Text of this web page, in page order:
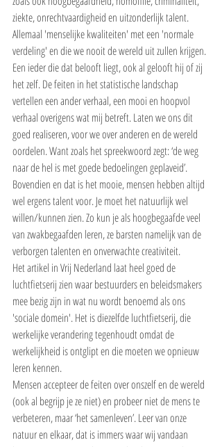
ziekte, onrechtvaardigheid en uitzonderlijk talent.
Allemaal 'menselijke kwaliteiten' met een 'normale
verdeling' en die we nooit de wereld uit zullen krijgen.
Een ieder die dat belooft liegt, ook al gelooft hij of zij
het zelf. De feiten in het statistische landschap
vertellen een ander verhaal, een mooi en hoopvol
verhaal overigens wat mij betreft. Laten we ons dit
goed realiseren, voor we over anderen en de wereld
oordelen. Want zoals het spreekwoord zegt: ‘de weg
naar de hel is met goede bedoelingen geplaveid’.
Bovendien en dat is het mooie, mensen hebben altijd
wel ergens talent voor. Je moet het natuurlijk wel
willen/kunnen zien. Zo kun je als hoogbegaafde veel
van zwakbegaafden leren, ze barsten namelijk van de
verborgen talenten en onverwachte creativiteit.
Het artikel in Vrij Nederland laat heel goed de
luchtfietserij zien waar bestuurders en beleidsmakers
mee bezig zijn in wat nu wordt benoemd als ons
'sociale domein'. Het is diezelfde luchtfietserij, die
werkelijke verandering tegenhoudt omdat de
werkelijkheid is ontglipt en die moeten we opnieuw
leren kennen.
Mensen accepteer de feiten over onszelf en de wereld
(ook al begrijp je ze niet) en probeer niet de mens te
verbeteren, maar ‘het samenleven’. Leer van onze
natuur en elkaar, dat is immers waar wij vandaan